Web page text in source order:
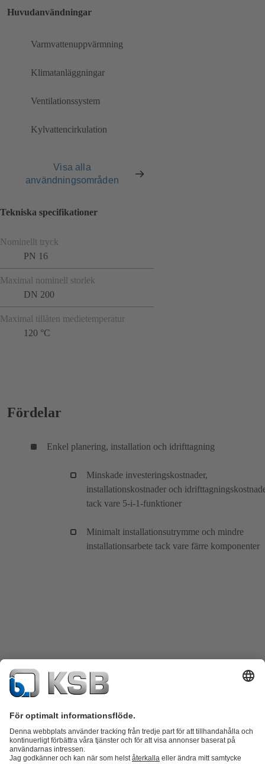
Huvudanvändningar
Varmvattenuppvärmning
Klimatanläggningar
Ventilationssystem
Kylvattencirkulation
Visa alla
användningsområden
Tekniska specifikationer
Nominellt tryck
PN 16
Maximal nominell storlek
DN 200
Maximal tillåten medietemperatur
120 °C
Fördelar
Enkel planering, installation och idrifttagning
Minskade investeringskostnader,
installationskostnader och
tack vare 5-i-1-funktioner
Minimalt installationsutrymme och mindre
installationsarbete tack vare färre komponenter